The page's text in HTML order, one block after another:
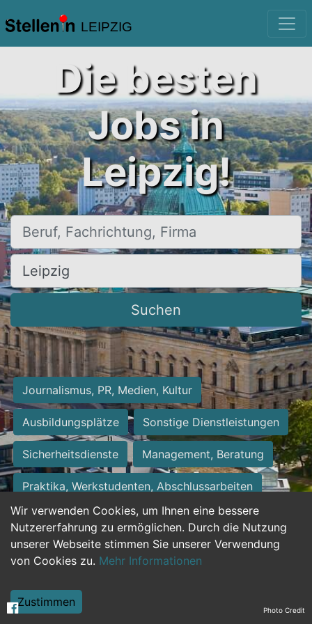
LEIPZIG
Wir verwenden Cookies, um Ihnen eine bessere
Nutzererfahrung zu ermöglichen. Durch die Nutzung
unserer Webseite stimmen Sie unserer Verwendung
von Cookies zu. Mehr Informationen
Zustimmen
Die besten
Jobs in
Leipzig!
Beruf, Fachrichtung, Firma
Ort, Stadt
Suchen
Journalismus, PR, Medien, Kultur
Ausbildungsplätze Sonstige Dienstleistungen
Sicherheitsdienste Management, Beratung
Praktika, Werkstudenten, Abschlussarbeiten
Personalwesen Assistenz, Sekretariat
Hilfskräfte, Aushilfs- und Nebenjobs
Weiterbildung, Studium, duale Ausbildung Photo Credit